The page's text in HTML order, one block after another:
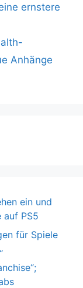
ernstere
Anhänge
ein und
auf PS5
für Spiele